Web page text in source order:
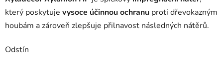
který poskytuje vysoce účinnou ochranu proti dřevokazným
houbám a zároveň zlepšuje přilnavost následných nátěrů.
Odstín